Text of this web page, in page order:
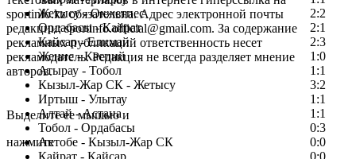
Жетысу - Окжетпес
2:2
Ордабасы - Кайрат
2:1
Кайсар - Елимай
2:3
Женис - Каспий
1:0
Атырау - Тобол
1:1
Кызыл-Жар СК - Жетысу
3:2
Иртыш - Улытау
1:1
Алтай - Астана
1:1
Тобол - Ордабасы
0:3
Актобе - Кызыл-Жар СК
0:0
sportinfo.kz обязательна. Адрес электронной почты
редакции: sportinfo.official@gmail.com. За содержание
рекламных публикаций ответственность несет
рекламодатель. Редакция не всегда разделяет мнение
авторов.
Заметили ошибку в тексте?
Выделите ее мышью и
нажмите